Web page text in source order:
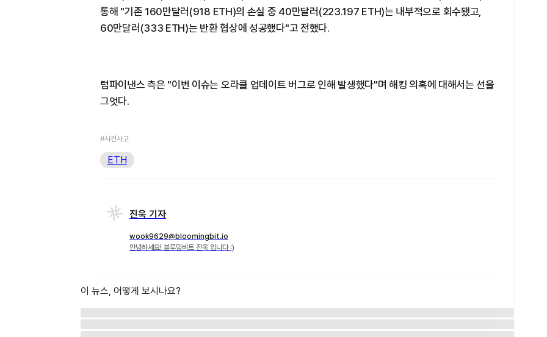
통해 "기존 160만달러(918 ETH)의 손실 중 40만달러(223.197 ETH)는 내부적으로 회수됐고,
60만달러(333 ETH)는 반환 협상에 성공했다"고 전했다.
텀파이낸스 측은 "이번 이슈는 오라클 업데이트 버그로 인해 발생했다"며 해킹 의혹에 대해서는 선을
그엇다.
#사건사고
ETH
진욱 기자
wook9629@bloomingbit.io
안녕하세요! 블루밍비트 진욱 입니다 :)
이 뉴스, 어떻게 보시나요?